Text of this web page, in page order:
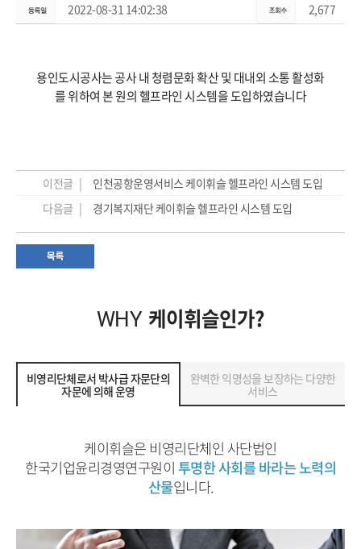
2022-08-31 14:02:38 2,677
용인도시공사는 공사 내 청렴문화 확산 및 대내외 소통 활성화
를 위하여 본 원의 헬프라인 시스템을 도입하였습니다
이전글 |
인천공항운영서비스 케이휘슬 헬프라인 시스템 도입
다음글 |
경기복지재단 케이휘슬 헬프라인 시스템 도입
WHY 케이휘슬인가?
비영리단체로서 박사급 자문단의
자문에 의해 운영
완벽한 익명성을 보장하는 다양한
서비스
케이휘슬은 비영리단체인 사단법인
한국기업윤리경영연구원이투명한 사회를 바라는 노력의
산물입니다.